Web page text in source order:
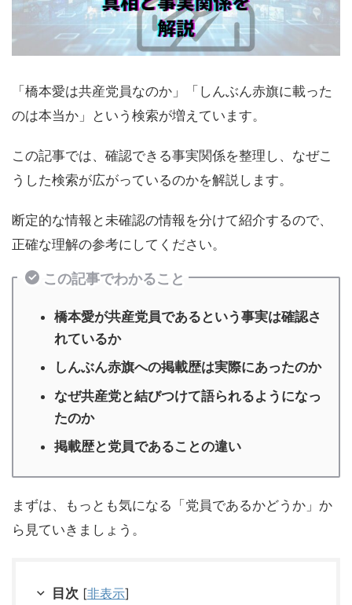
「橋本愛は共産党員なのか」「しんぶん赤旗に載った
のは本当か」という検索が増えています。
この記事では、確認できる事実関係を整理し、なぜこ
うした検索が広がっているのかを解説します。
断定的な情報と未確認の情報を分けて紹介するので、
正確な理解の参考にしてください。
この記事でわかること
橋本愛が共産党員であるという事実は確認さ
れているか
しんぶん赤旗への掲載歴は実際にあったのか
なぜ共産党と結びつけて語られるようになっ
たのか
掲載歴と党員であることの違い
まずは、もっとも気になる「党員であるかどうか」か
ら見ていきましょう。
目次 [非表示]